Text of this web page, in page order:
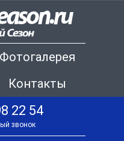
Фотогалерея
Контакты
22 54
звонок